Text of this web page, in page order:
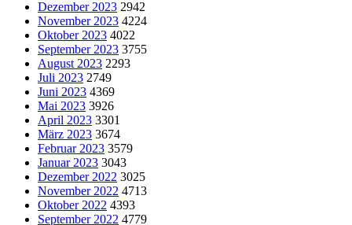
Dezember 2023 2942
November 2023 4224
Oktober 2023 4022
September 2023 3755
August 2023 2293
Juli 2023 2749
Juni 2023 4369
Mai 2023 3926
April 2023 3301
März 2023 3674
Februar 2023 3579
Januar 2023 3043
Dezember 2022 3025
November 2022 4713
Oktober 2022 4393
September 2022 4779